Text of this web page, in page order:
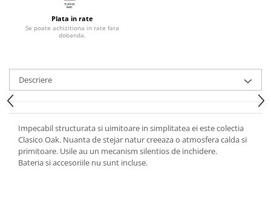
Plata in rate
Se poate achizitiona in rate fara
dobanda.
Descriere
Impecabil structurata si uimitoare in simplitatea ei este colectia
Clasico Oak. Nuanta de stejar natur creeaza o atmosfera calda si
primitoare. Usile au un mecanism silentios de inchidere.
Bateria si accesoriile nu sunt incluse.